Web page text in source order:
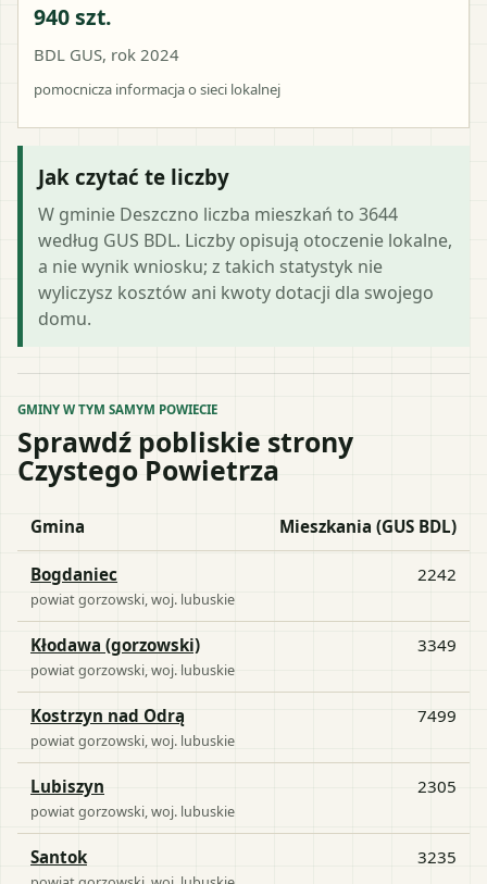
940 szt.
BDL GUS, rok 2024
pomocnicza informacja o sieci lokalnej
Jak czytać te liczby
W gminie Deszczno liczba mieszkań to 3644
według GUS BDL. Liczby opisują otoczenie lokalne,
a nie wynik wniosku; z takich statystyk nie
wyliczysz kosztów ani kwoty dotacji dla swojego
domu.
GMINY W TYM SAMYM POWIECIE
Sprawdź pobliskie strony
Czystego Powietrza
Gmina Mieszkania (GUS BDL)
Bogdaniec
powiatgorzowski , woj. lubuskie
2242
Kłodawa (gorzowski)
powiatgorzowski , woj. lubuskie
3349
Kostrzyn nad Odrą
powiatgorzowski , woj. lubuskie
7499
Lubiszyn
powiatgorzowski , woj. lubuskie
2305
Santok 3235